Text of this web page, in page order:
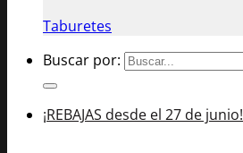
Taburetes
Buscar por:
¡REBAJAS desde el 27 de junio!